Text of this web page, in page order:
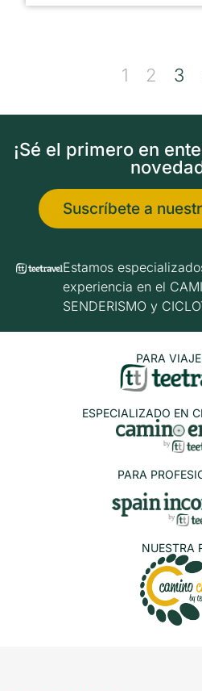
1 2 3
¡Sé el primero en
Suscríbete a
Estamos
experiencia en el
SENDERISMO y
PARA
ESPECIALIZADO EN
PARA
NUESTRA